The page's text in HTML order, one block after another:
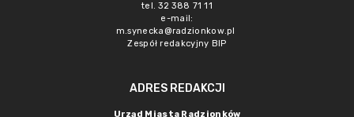
tel. 32 388 71 11
e-mail:
m.synecka@radzionkow.pl
Zespół redakcyjny BIP
ADRES REDAKCJI
Urząd Miasta Radzionków